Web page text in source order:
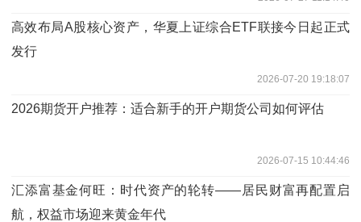
高效布局A股核心资产，华夏上证综合ETF联接今日起正式
发行
2026-07-20 19:18:07
2026期货开户推荐：适合新手的开户期货公司如何评估
2026-07-15 10:44:46
汇添富基金何旺：时代资产的轮转——居民财富再配置启
航，权益市场迎来黄金年代